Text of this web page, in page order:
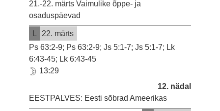
21.-22. märts Vaimulike õppe- ja
osaduspäevad
22. märts
Ps 63:2-9; Ps 63:2-9; Js 5:1-7; Js 5:1-7; Lk
6:43-45; Lk 6:43-45
13:29
12. nädal
EESTPALVES: Eesti sõbrad Ameerikas